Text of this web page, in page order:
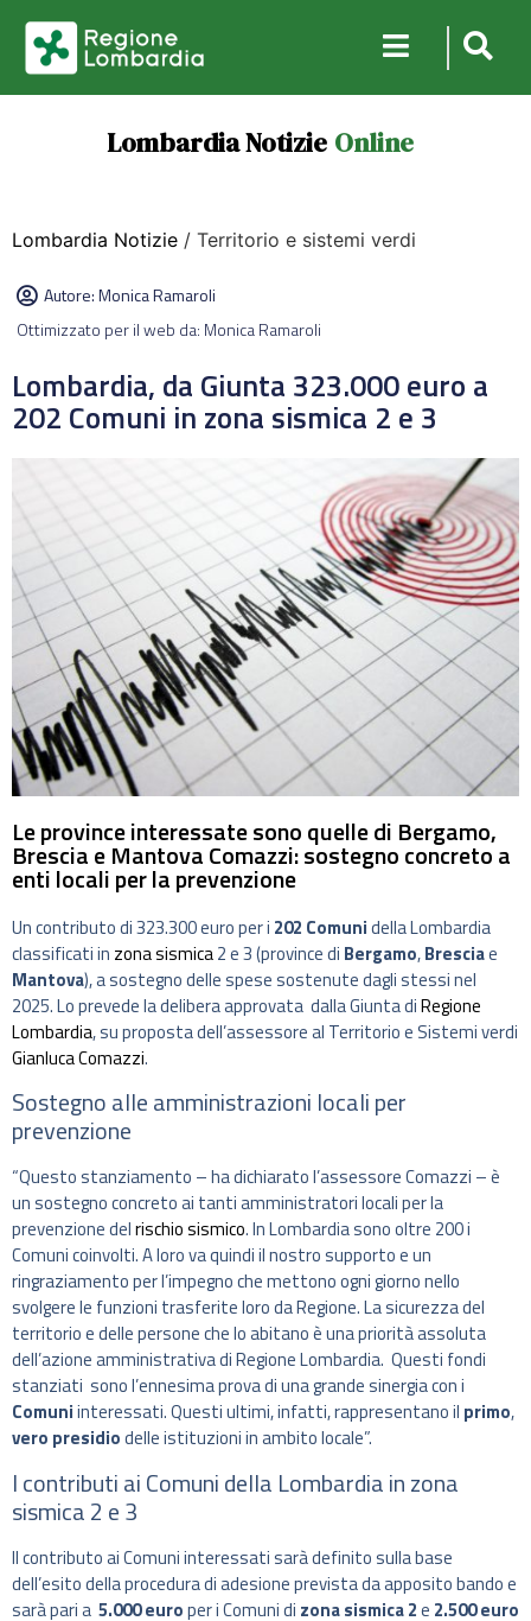
Lombardia Notizie Online
Lombardia Notizie / Territorio e sistemi verdi
Autore:Monica Ramaroli
Ottimizzato per il web da: Monica Ramaroli
Lombardia, da Giunta 323.000 euro a
202 Comuni in zona sismica 2 e 3
Le province interessate sono quelle di Bergamo,
Brescia e Mantova Comazzi: sostegno concreto a
enti locali per la prevenzione
Un contributo di 323.300 euro per i 202 Comunidella Lombardia
classificati in zona sismica2 e 3 (province di Bergamo,Bresciae
Mantova), a sostegno delle spese sostenute dagli stessi nel
2025. Lo prevede la delibera approvata dalla Giunta diRegione
Lombardia, su proposta dell’assessore al Territorio e Sistemi verdi
Gianluca Comazzi.
Sostegno alle amministrazioni locali per
prevenzione
“Questo stanziamento – ha dichiarato l’assessore Comazzi – è
un sostegno concreto ai tanti amministratori locali per la
prevenzione delrischio sismico. In Lombardia sono oltre 200 i
Comuni coinvolti. A loro va quindi il nostro supporto e un
ringraziamento per l’impegno che mettono ogni giorno nello
svolgere le funzioni trasferite loro da Regione. La sicurezza del
territorio e delle persone che lo abitano è una priorità assoluta
dell’azione amministrativa di Regione Lombardia. Questi fondi
stanziati sono l’ennesima prova di una grande sinergia con i
Comuniinteressati. Questi ultimi, infatti, rappresentano il primo,
vero presidiodelle istituzioni in ambito locale”.
I contributi ai Comuni della Lombardia in zona
sismica 2 e 3
Il contributo ai Comuni interessati sarà definito sulla base
dell’esito della procedura di adesione prevista da apposito bando e
sarà pari a 5.000 europer i Comuni di zona sismica 2e 2.500 euro